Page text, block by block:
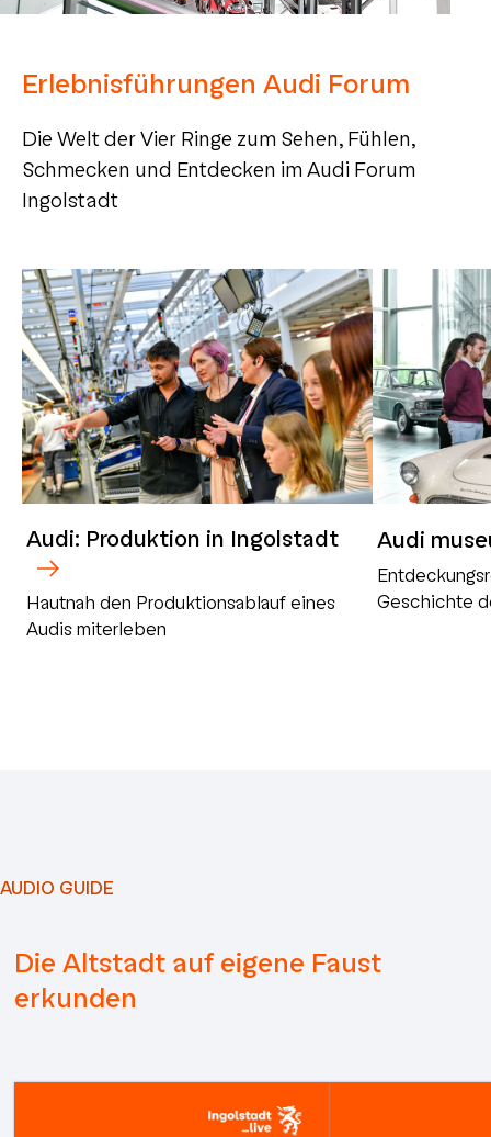
Erlebnisführungen Audi Forum
Die Welt der Vier Ringe zum Sehen, Fühlen,
Schmecken und Entdecken im Audi Forum
Ingolstadt
Audi: Produktion in Ingolstadt
Hautnah den Produktionsablauf eines
Audis miterleben
Audi
Geschichte
AUDIO GUIDE
Die Altstadt auf eigene Faust
erkunden